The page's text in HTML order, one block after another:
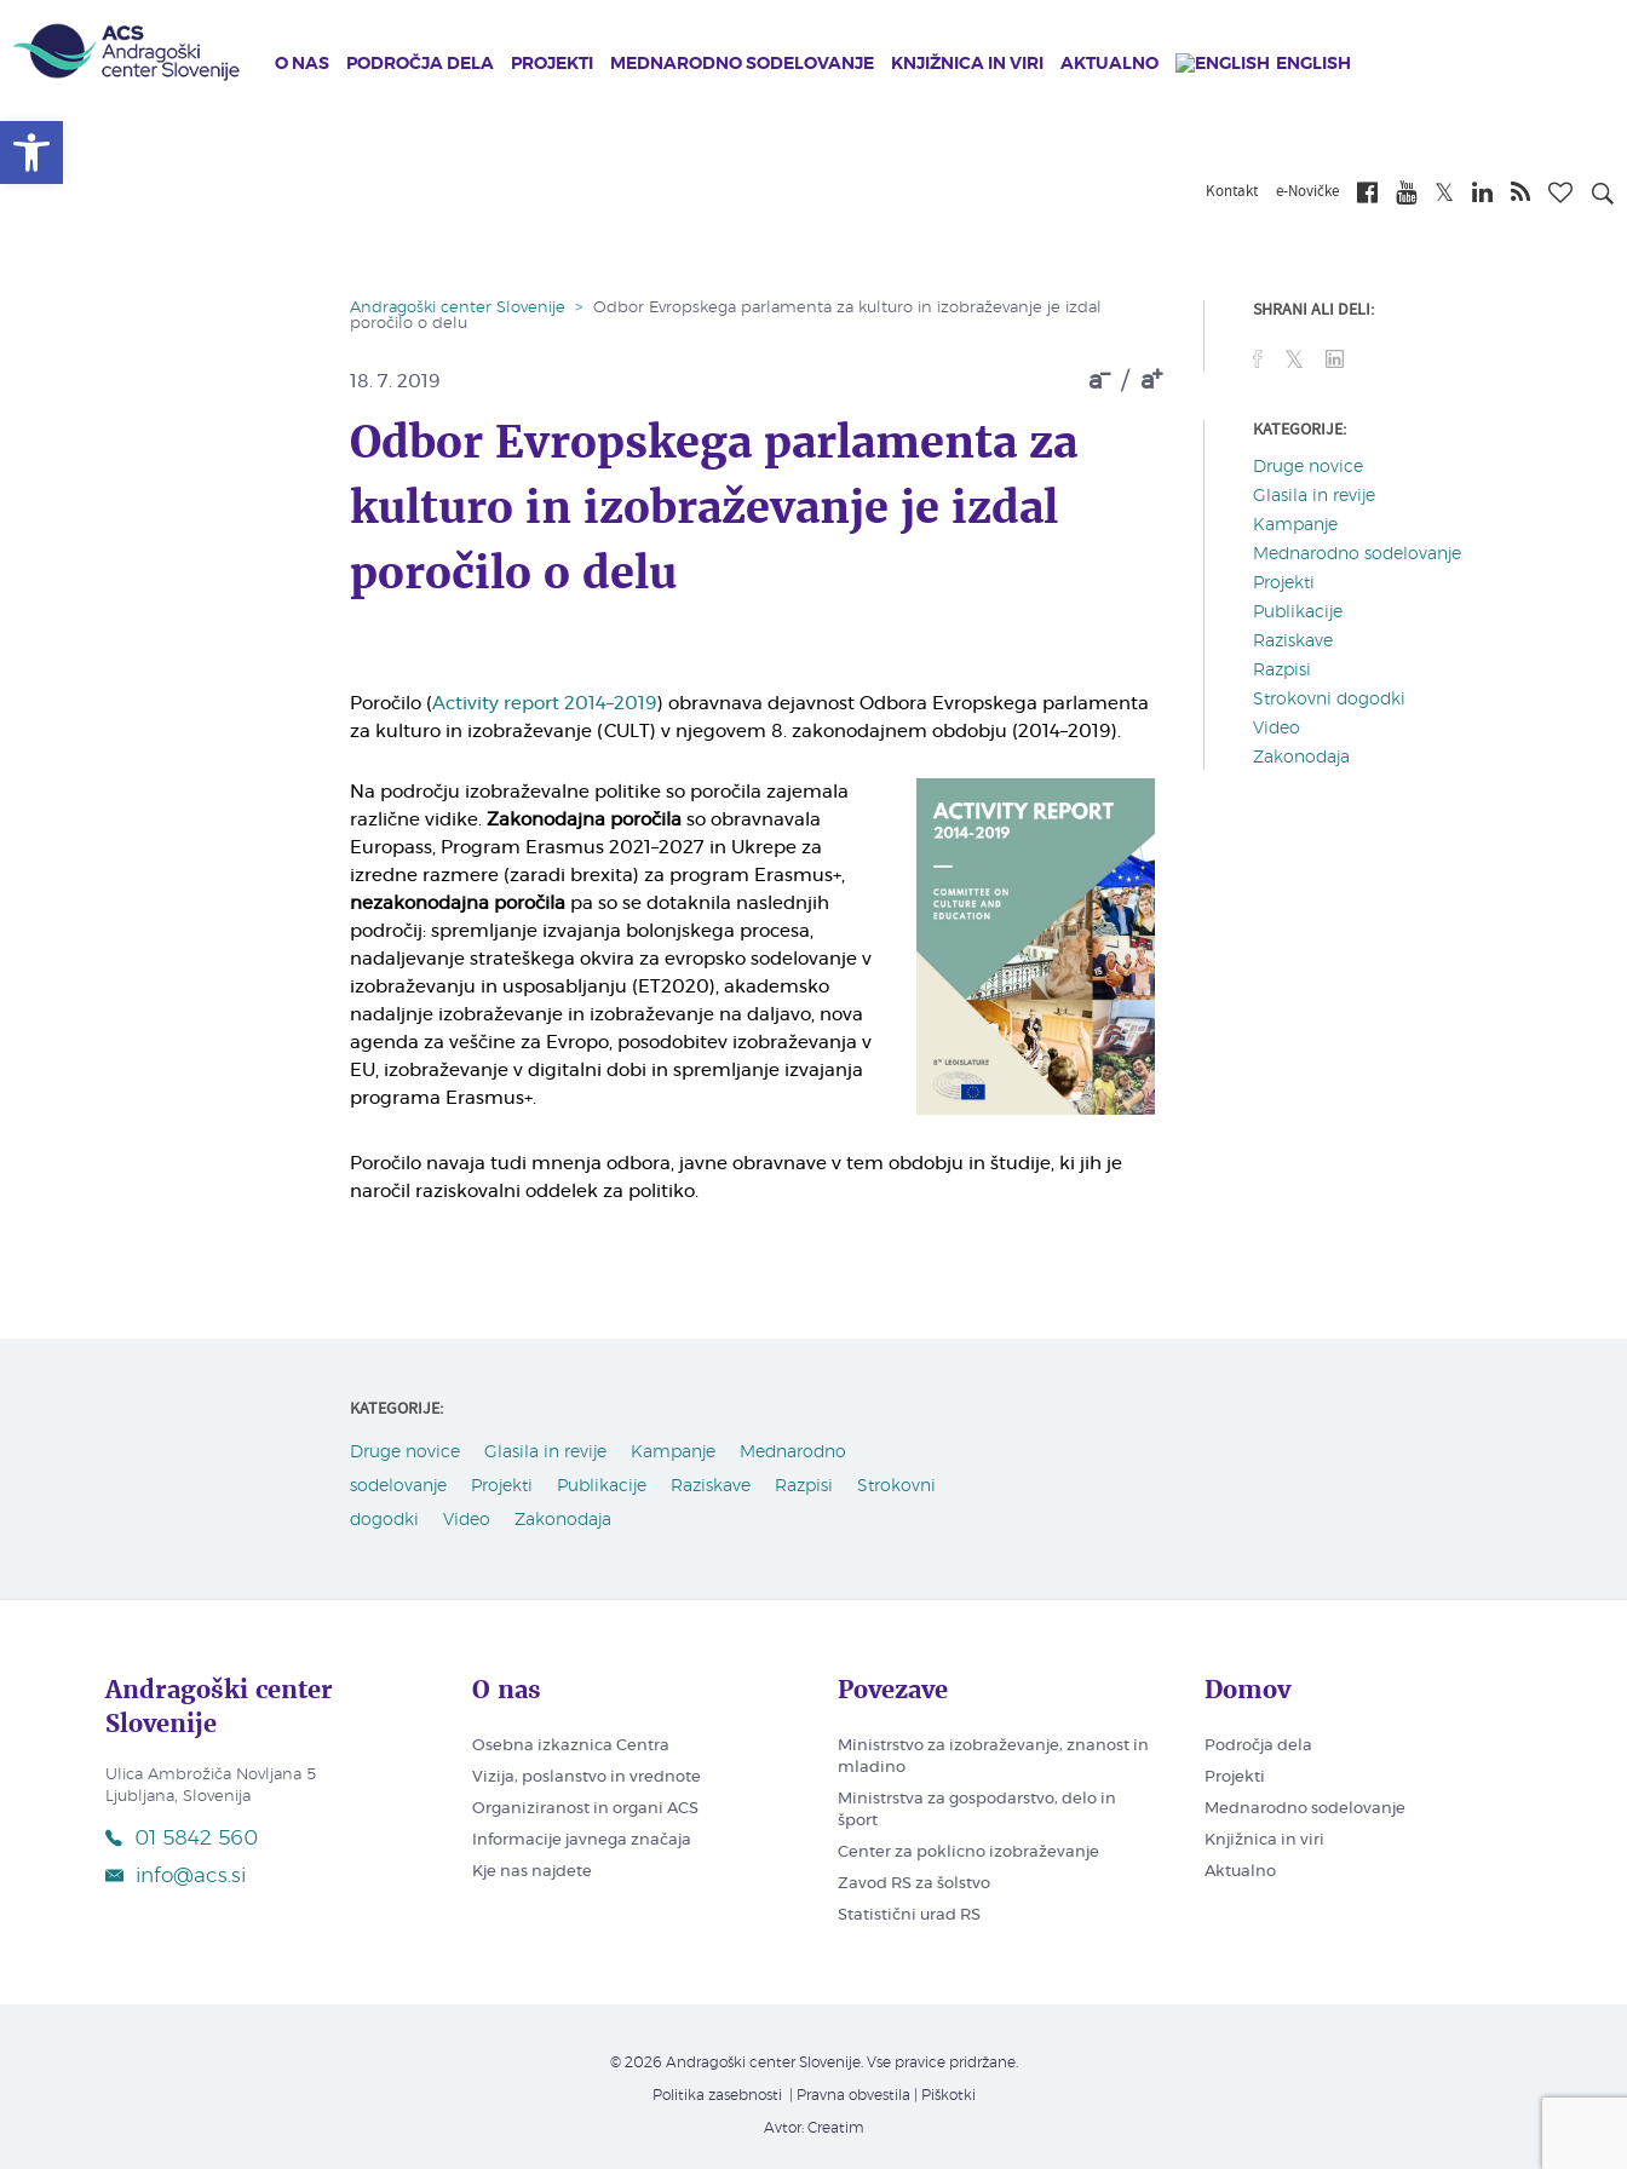
O NAS PODROČJA DELA PROJEKTI MEDNARODNO SODELOVANJE KNJIŽNICA IN VIRI AKTUALNO ENGLISH
Kontakt e-Novičke
Andragoški center Slovenije >
Odbor Evropskega parlamenta za kulturo in izobraževanje je izdal
poročilo o delu
a / a
18. 7. 2019
Odbor Evropskega parlamenta za
kulturo in izobraževanje je izdal
poročilo o delu
Poročilo (Activity report 2014–2019) obravnava dejavnost Odbora Evropskega parlamenta
za kulturo in izobraževanje (CULT) v njegovem 8. zakonodajnem obdobju (2014–2019).
Na področju izobraževalne politike so poročila zajemala
različne vidike. Zakonodajna poročilaso obravnavala
Europass, Program Erasmus 2021–2027 in Ukrepe za
izredne razmere (zaradi brexita) za program Erasmus+,
nezakonodajna poročilapa so se dotaknila naslednjih
področij: spremljanje izvajanja bolonjskega procesa,
nadaljevanje strateškega okvira za evropsko sodelovanje v
izobraževanju in usposabljanju (ET2020), akademsko
nadaljnje izobraževanje in izobraževanje na daljavo, nova
agenda za veščine za Evropo, posodobitev izobraževanja v
EU, izobraževanje v digitalni dobi in spremljanje izvajanja
programa Erasmus+.
Poročilo navaja tudi mnenja odbora, javne obravnave v tem obdobju in študije, ki jih je
naročil raziskovalni oddelek za politiko.
SHRANI ALI DELI:
KATEGORIJE:
Druge novice
Glasila in revije
Kampanje
Mednarodno sodelovanje
Projekti
Publikacije
Raziskave
Razpisi
Strokovni dogodki
Video
Zakonodaja
KATEGORIJE:
Druge novice Glasila in revije Kampanje
Mednarodno
sodelovanje
Projekti Publikacije Raziskave Razpisi
Strokovni
dogodki
Video Zakonodaja
Andragoški center
Slovenije
Ulica Ambrožiča Novljana 5
Ljubljana, Slovenija
01 5842 560
info@acs.si
O nas
Osebna izkaznica Centra
Vizija, poslanstvo in vrednote
Organiziranost in organi ACS
Informacije javnega značaja
Kje nas najdete
Povezave
Ministrstvo za izobraževanje, znanost in
mladino
Ministrstva za gospodarstvo, delo in
šport
Center za poklicno izobraževanje
Zavod RS za šolstvo
Statistični urad RS
Domov
Področja dela
Projekti
Mednarodno sodelovanje
Knjižnica in viri
Aktualno
© 2026 Andragoški center Slovenije. Vse pravice pridržane.
Politika zasebnosti | Pravna obvestila Piškotki
Avtor: Creatim
Open toolbar